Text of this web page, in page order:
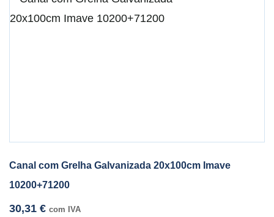
Canal com Grelha Galvanizada 20x100cm Imave
10200+71200
30,31 € com IVA